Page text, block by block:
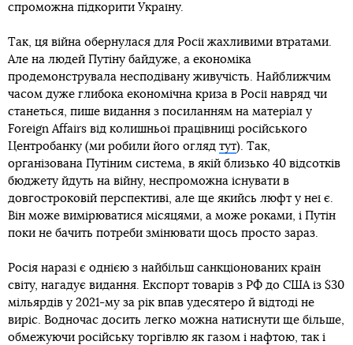
спроможна підкорити Україну.
Так, ця війна обернулася для Росії жахливими втратами.
Але на людей Путіну байдуже, а економіка
продемонструвала несподівану живучість. Найближчим
часом дуже глибока економічна криза в Росії навряд чи
станеться, пише видання з посиланням на матеріал у
Foreign Affairs від колишньої працівниці російського
Центробанку (ми робили його огляд тут). Так,
організована Путіним система, в якій близько 40 відсотків
бюджету йдуть на війну, неспроможна існувати в
довгостроковій перспективі, але ще якийсь люфт у неї є.
Він може вимірюватися місяцями, а може роками, і Путін
поки не бачить потреби змінювати щось просто зараз.
Росія наразі є однією з найбільш санкціонованих країн
світу, нагадує видання. Експорт товарів з РФ до США із $30
мільярдів у 2021-му за рік впав удесятеро й відтоді не
виріс. Водночас досить легко можна натиснути ще більше,
обмежуючи російську торгівлю як газом і нафтою, так і